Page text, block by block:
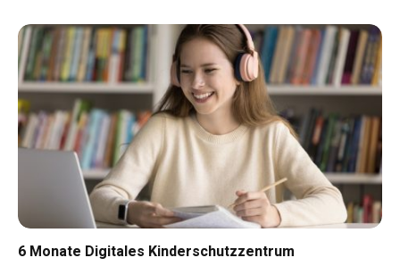
6 Monate Digitales Kinderschutzzentrum